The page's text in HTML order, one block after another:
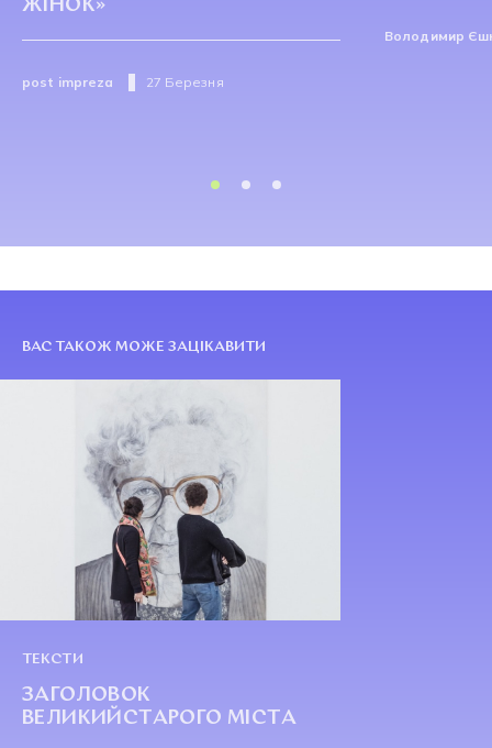
ЖІНОК»
post impreza 27 Березня
Володимир
ВАС ТАКОЖ МОЖЕ ЗАЦІКАВИТИ
ТЕКСТИ
ЗАГОЛОВОК
ВЕЛИКИЙСТАРОГО МІСТА